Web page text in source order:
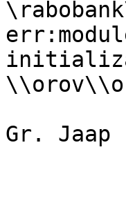
Gr. Jaap